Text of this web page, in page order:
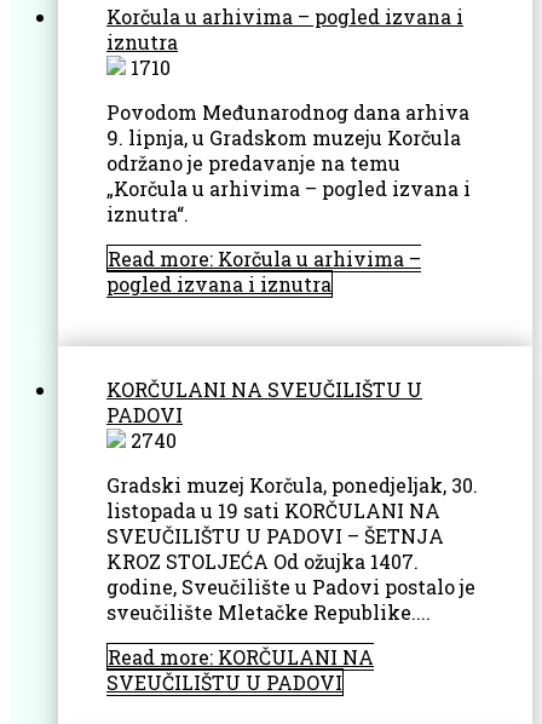
Korčula u arhivima – pogled izvana i
iznutra
1710
Povodom Međunarodnog dana arhiva
9. lipnja, u Gradskom muzeju Korčula
održano je predavanje na temu
„Korčula u arhivima – pogled izvana i
iznutra“.
Read more: Korčula u arhivima –
pogled izvana i iznutra
KORČULANI NA SVEUČILIŠTU U
PADOVI
2740
Gradski muzej Korčula, ponedjeljak, 30.
listopada u 19 sati KORČULANI NA
SVEUČILIŠTU U PADOVI – ŠETNJA
KROZ STOLJEĆA Od ožujka 1407.
godine, Sveučilište u Padovi postalo je
sveučilište Mletačke Republike....
Read more: KORČULANI NA
SVEUČILIŠTU U PADOVI